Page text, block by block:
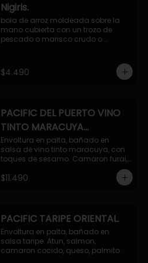
Nigiris.
bola de arroz moldeada sobre la
mano cubierta con un trozo de
pescado o marisco crudo o
$4.490
PACIFIC DEL PUERTO VINO
TINTO MARACUYA
ORIENTAL.
Envoltura en palta, bañado en
salsa de vino tinto maracuya, con
toques de sesamo. Camaron furai,
$11.490
PACIFIC TARIPE ORIENTAL.
Envoltura en palta, bañado en
salsa taripe. Atun, salmon,
camaron cocido, queso, palmito.